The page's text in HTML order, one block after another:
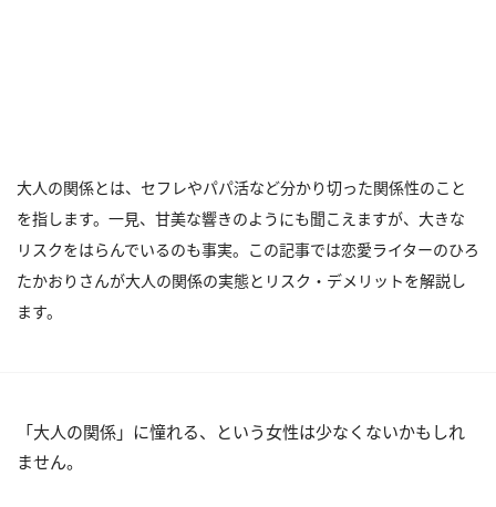
大人の関係とは、セフレやパパ活など分かり切った関係性のこと
を指します。一見、甘美な響きのようにも聞こえますが、大きな
リスクをはらんでいるのも事実。この記事では恋愛ライターのひろ
たかおりさんが大人の関係の実態とリスク・デメリットを解説し
ます。
「大人の関係」に憧れる、という女性は少なくないかもしれ
ません。